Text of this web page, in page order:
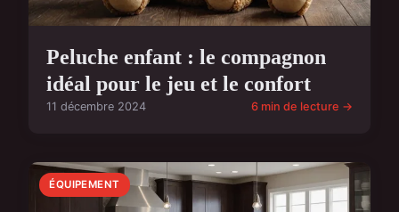
Peluche enfant : le compagnon
idéal pour le jeu et le confort
11 décembre 2024 6 min de lecture →
ÉQUIPEMENT